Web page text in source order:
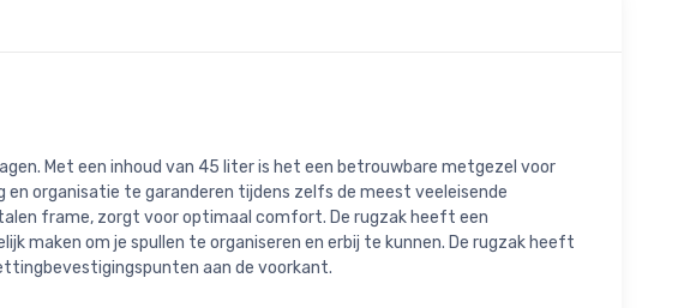
Met een inhoud van 45 liter is het een betrouwbare metgezel voor
organisatie te garanderen tijdens zelfs de meest veeleisende
frame, zorgt voor optimaal comfort. De rugzak heeft een
maken om je spullen te organiseren en erbij te kunnen. De rugzak heeft
aan de voorkant.